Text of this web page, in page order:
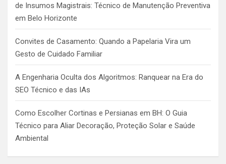
de Insumos Magistrais: Técnico de Manutenção Preventiva
em Belo Horizonte
Convites de Casamento: Quando a Papelaria Vira um
Gesto de Cuidado Familiar
A Engenharia Oculta dos Algoritmos: Ranquear na Era do
SEO Técnico e das IAs
Como Escolher Cortinas e Persianas em BH: O Guia
Técnico para Aliar Decoração, Proteção Solar e Saúde
Ambiental